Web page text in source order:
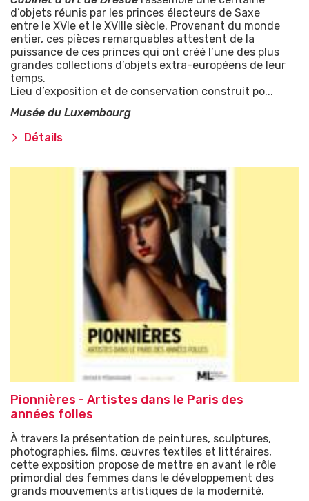
d’objets réunis par les princes électeurs de Saxe
entre le XVIe et le XVIIIe siècle. Provenant du monde
entier, ces pièces remarquables attestent de la
puissance de ces princes qui ont créé l’une des plus
grandes collections d’objets extra-européens de leur
temps.
Lieu d’exposition et de conservation construit po...
Musée du Luxembourg
Détails
Pionnières - Artistes dans le Paris des
années folles
À travers la présentation de peintures, sculptures,
photographies, films, œuvres textiles et littéraires,
cette exposition propose de mettre en avant le rôle
primordial des femmes dans le développement des
grands mouvements artistiques de la modernité.